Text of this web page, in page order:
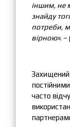
іншим, не
знайду
потреби,
вірною». –
Захищений
часто